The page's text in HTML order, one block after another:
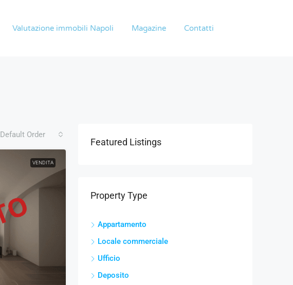
Valutazione immobili Napoli Magazine Contatti
Default Order
VENDITA
Featured Listings
Property Type
Appartamento
Locale commerciale
Ufficio
Deposito